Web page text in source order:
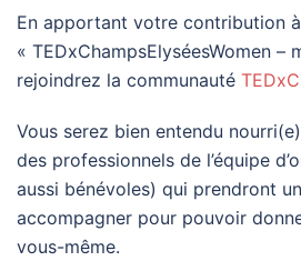
En apportant votre contribution à
« TEDxChampsElyséesWomen –
rejoindrez la communauté
Vous serez bien entendu
des professionnels de l’équipe
aussi bénévoles) qui prendront
accompagner pour pouvoir
vous-même.